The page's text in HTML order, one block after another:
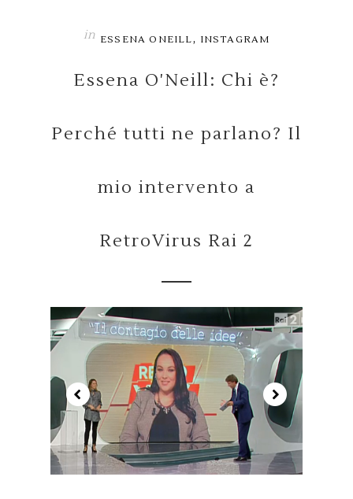
in ESSENA ONEILL, INSTAGRAM
Essena O'Neill: Chi è?
Perché tutti ne parlano? Il
mio intervento a
RetroVirus Rai 2